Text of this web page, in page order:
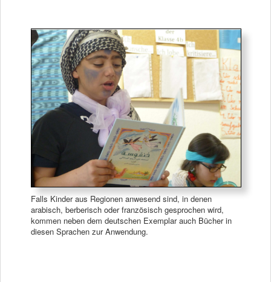
Falls Kinder aus Regionen anwesend sind, in denen
arabisch, berberisch oder französisch gesprochen wird,
kommen neben dem deutschen Exemplar auch Bücher in
diesen Sprachen zur Anwendung.